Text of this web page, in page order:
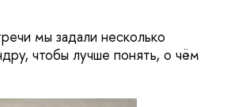
мы задали несколько
чтобы лучше понять, о чём